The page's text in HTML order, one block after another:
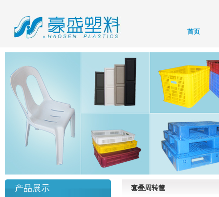
首页
产品展示 套叠周转筐